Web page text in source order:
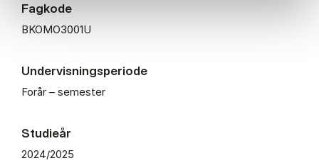
Fagkode
BKOMO3001U
Undervisningsperiode
Forår – semester
Studieår
2024/2025